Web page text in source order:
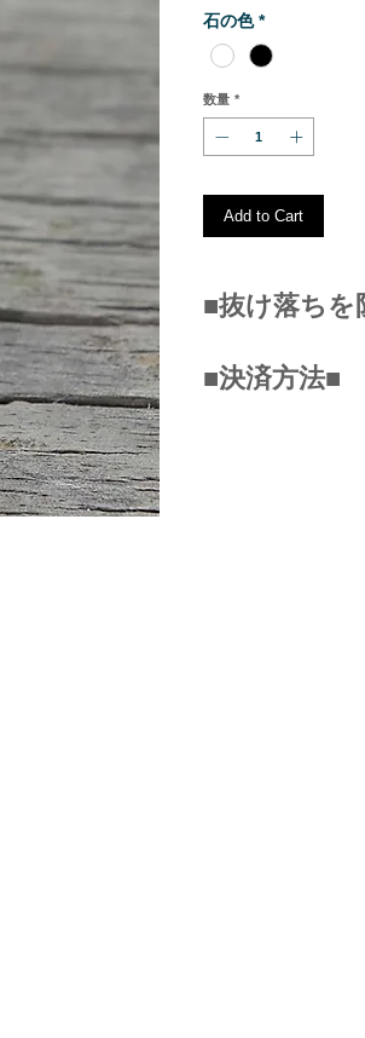
石の色 *
数量 *
Add to Cart
■抜け落ちを
ム製のリングと
■決済方法■